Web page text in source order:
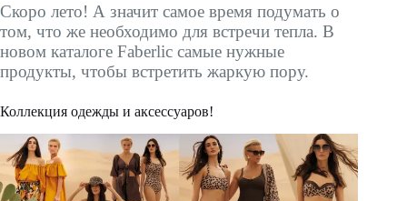
Скоро лето! А значит самое время подумать о
том, что же необходимо для встречи тепла. В
новом каталоге Faberlic самые нужные
продукты, чтобы встретить жаркую пору.
Коллекция одежды и аксессуаров!